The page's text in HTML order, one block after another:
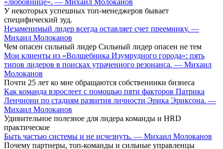
«любовнице». — Михаил Молоканов
У некоторых успешных топ-менеджеров бывает
специфический зуд.
Незаменимый лидер всегда оставляет счет преемнику. —
Михаил Молоканов
Чем опасен сильный лидер Сильный лидер опасен не тем
Мои клиенты из «Волшебника Изумрудного города»: пять
типов лидеров в поисках утраченного резонанса. — Михаил
Молоканов
Почти 25 лет ко мне обращаются собственники бизнеса
Как команда взрослеет с помощью пяти факторов Патрика
Ленчиони по стадиям развития личности Эрика Эриксона. —
Михаил Молоканов
Удивительное полезное для лидера команды и HRD
практическое
Быть частью системы и не исчезнуть. — Михаил Молоканов
Почему партнеры, топ-команды и сильные управленцы